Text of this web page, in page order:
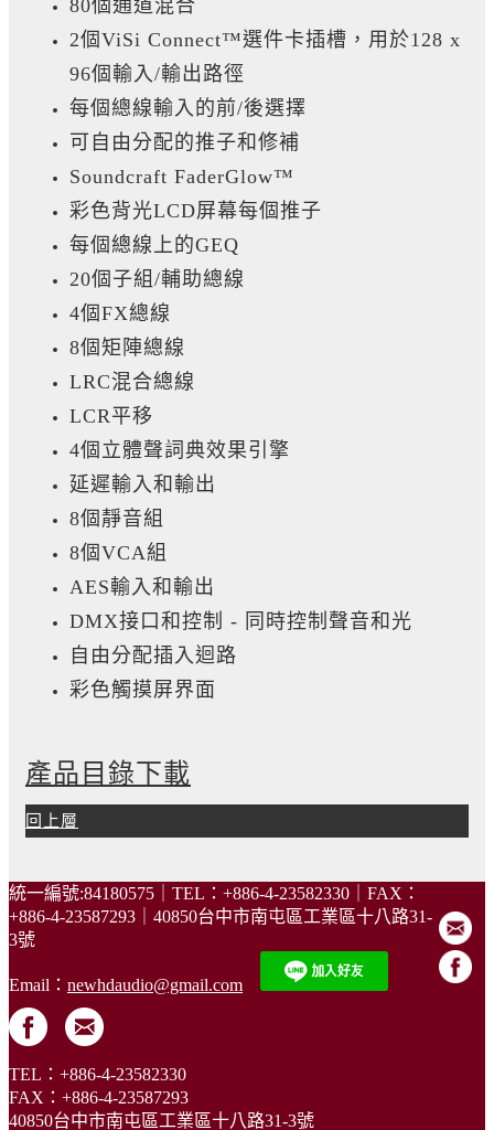
80個通道混合
2個ViSi Connect™選件卡插槽，用於128 x
96個輸入/輸出路徑
每個總線輸入的前/後選擇
可自由分配的推子和修補
Soundcraft FaderGlow™
彩色背光LCD屏幕每個推子
每個總線上的GEQ
20個子組/輔助總線
4個FX總線
8個矩陣總線
LRC混合總線
LCR平移
4個立體聲詞典效果引擎
延遲輸入和輸出
8個靜音組
8個VCA組
AES輸入和輸出
DMX接口和控制 - 同時控制聲音和光
自由分配插入迴路
彩色觸摸屏界面
產品目錄下載
回上層
統一編號:84180575｜TEL：+886-4-23582330｜FAX：
+886-4-23587293｜40850台中市南屯區工業區十八路31-
3號
Email： newhdaudio@gmail.com
TEL：+886-4-23582330
FAX：+886-4-23587293
40850台中市南屯區工業區十八路31-3號